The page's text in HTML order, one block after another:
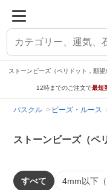
ストーンビーズ（ペリドット，願
12時までのご注文で最短
パスクル ビーズ・ルース
ストーンビーズ（ペ
すべて 4mm以下（